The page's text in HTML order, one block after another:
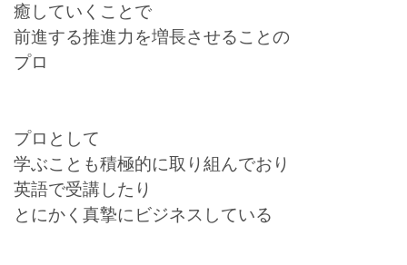
癒していくことで
前進する推進力を増長させることの
プロ
プロとして
学ぶことも積極的に取り組んでおり
英語で受講したり
とにかく真摯にビジネスしている